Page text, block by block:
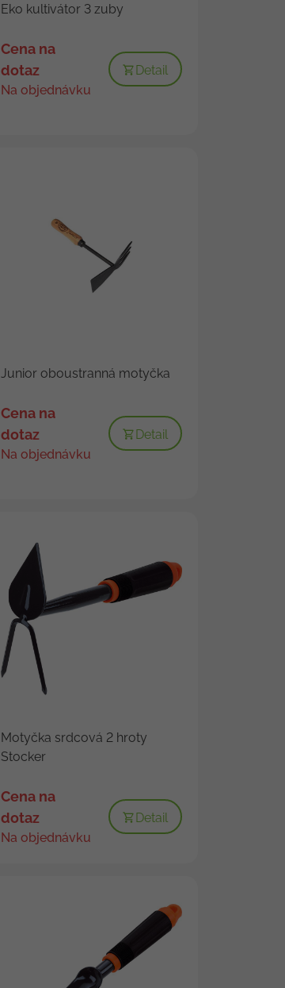
Eko kultivátor 3 zuby
Cena na
dotaz
Na objednávku
Detail
Junior oboustranná motyčka
Cena na
dotaz
Na objednávku
Detail
Motyčka srdcová 2 hroty
Stocker
Cena na
dotaz
Na objednávku
Detail